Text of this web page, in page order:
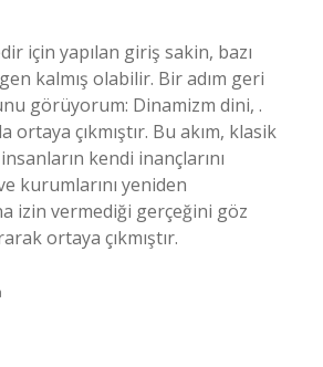
için yapılan giriş sakin, bazı
kalmış olabilir. Bir adım geri
görüyorum: Dinamizm dini, .
ortaya çıkmıştır. Bu akım, klasik
kendi inançlarını
kurumlarını yeniden
izin vermediği gerçeğini göz
ortaya çıkmıştır.